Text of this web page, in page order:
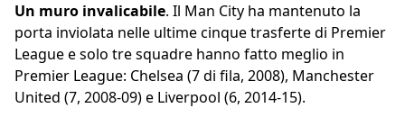
Un muro invalicabile. Il Man City ha mantenuto la
porta inviolata nelle ultime cinque trasferte di Premier
League e solo tre squadre hanno fatto meglio in
Premier League: Chelsea (7 di fila, 2008), Manchester
United (7, 2008-09) e Liverpool (6, 2014-15).